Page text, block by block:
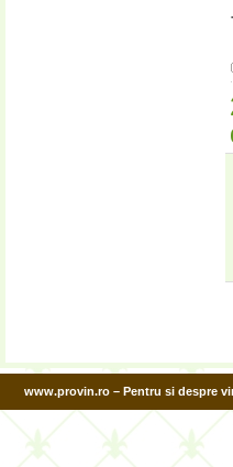
www.provin.ro – Pentru si despre